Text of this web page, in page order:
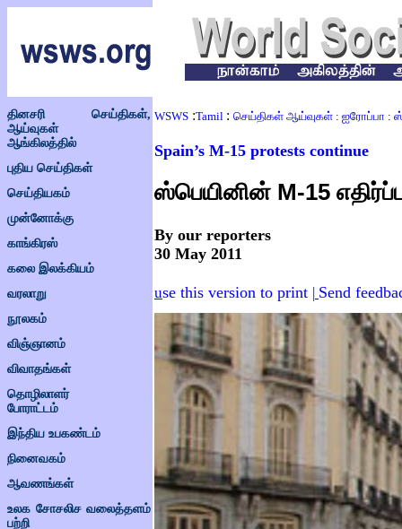
தினசரி செய்திகள்,
ஆய்வுகள்
ஆங்கிலத்தில்
புதிய செய்திகள்
செய்தியகம்
முன்னோக்கு
காங்கிரஸ்
கலை இலக்கியம்
வரலாறு
நூலகம்
விஞ்ஞானம்
விவாதங்கள்
தொழிலாளர்
போராட்டம்
இந்திய உபகண்டம்
நினைவகம்
ஆவணங்கள்
உலக சோசலிச வலைத்தளம்
பற்றி
WSWS :Tamil : செய்திகள் ஆய்வுகள் : ஐரோப்பா :
Spain’s M-15 protests continue
ஸ்பெயினின்M-15
By our reporters
30 May 2011
use this version to print Send